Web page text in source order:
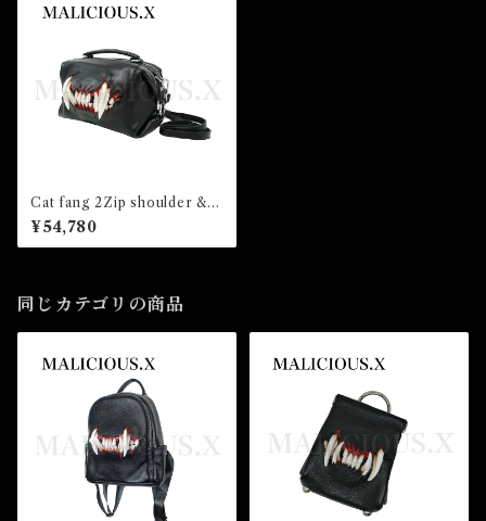
Cat fang 2Zip shoulder &
Hand Bag（said ring）
¥54,780
同じカテゴリの商品